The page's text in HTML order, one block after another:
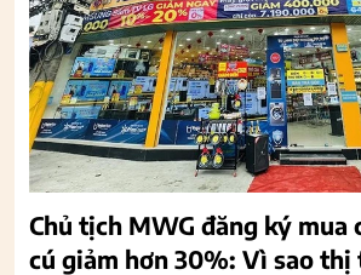
Chủ tịch MWG đăng ký mua
cú giảm hơn 30%: Vì sao thị